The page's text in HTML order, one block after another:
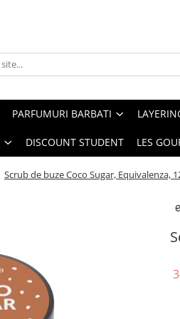
PARFUMURI BARBATI
DISCOUNT STUDENT LES
Scrub de buze Coco Sugar, Equivalenza,